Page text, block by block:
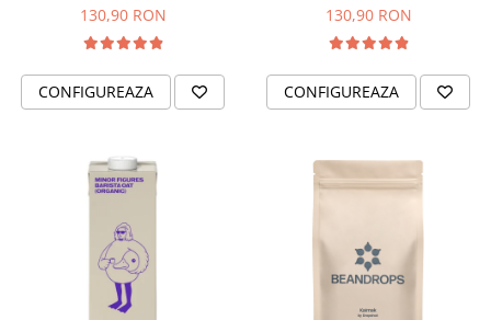
Ciocolata calda
Lapte alternativ
Superfood Latte
Accesorii ceai
Aparatura cafea
Espressoare Manuale Profesionale
Espressoare Manuale Home/Office
Espressoare Automate Office
de specialitate pentru
BEANDROPS
130,90 RON
CONFIGUREAZA
de specialitate pentru
BEANDROPS
130,90 RON
CONFIGUREAZA